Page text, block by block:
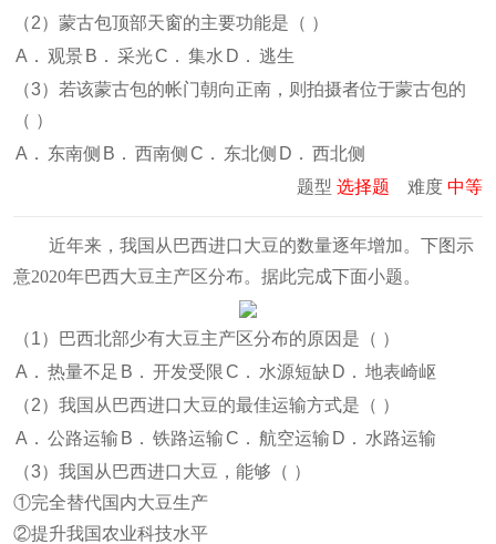
（2）蒙古包顶部天窗的主要功能是（ ）
A． 观景 B． 采光C． 集水 D． 逃生
（3）若该蒙古包的帐门朝向正南，则拍摄者位于蒙古包的
（ ）
A． 东南侧 B． 西南侧 C． 东北侧 D． 西北侧
题型 选择题 难度 中等
近年来，我国从巴西进口大豆的数量逐年增加。下图示
意2020年巴西大豆主产区分布。据此完成下面小题。
（1）巴西北部少有大豆主产区分布的原因是（ ）
A． 热量不足 B． 开发受限C． 水源短缺 D． 地表崎岖
（2）我国从巴西进口大豆的最佳运输方式是（ ）
A． 公路运输 B． 铁路运输C． 航空运输 D． 水路运输
（3）我国从巴西进口大豆，能够（ ）
①完全替代国内大豆生产
②提升我国农业科技水平